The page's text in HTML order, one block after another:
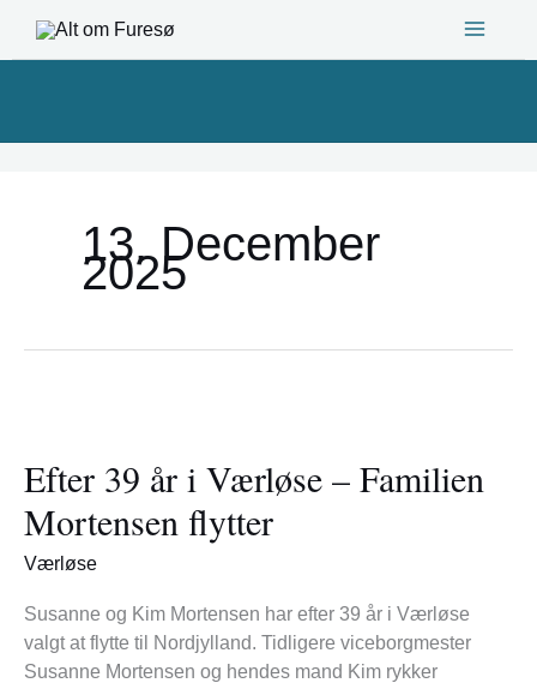
13. December
2025
Efter 39 år i Værløse – Familien
Mortensen flytter
Værløse
Susanne og Kim Mortensen har efter 39 år i Værløse
valgt at flytte til Nordjylland. Tidligere viceborgmester
Susanne Mortensen og hendes mand Kim rykker
år
i
Værløse
–
Mortensen
flytter